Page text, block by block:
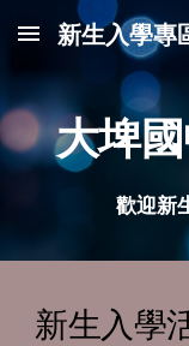
Skip to main content
新生入學專
大埤
歡迎新
新生入學